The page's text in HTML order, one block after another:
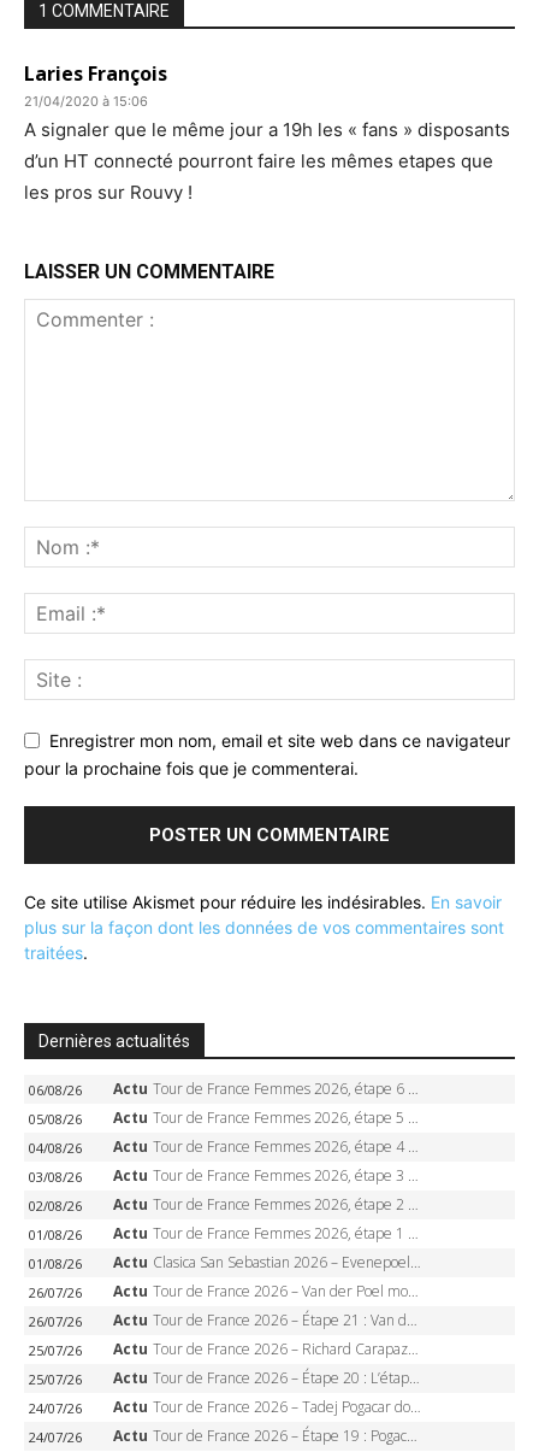
1 COMMENTAIRE
Laries François
21/04/2020 à 15:06
A signaler que le même jour a 19h les « fans » disposants
d’un HT connecté pourront faire les mêmes etapes que
les pros sur Rouvy !
LAISSER UN COMMENTAIRE
Enregistrer mon nom, email et site web dans ce navigateur
pour la prochaine fois que je commenterai.
Ce site utilise Akismet pour réduire les indésirables. En savoir
plus sur la façon dont les données de vos commentaires sont
traitées.
Dernières actualités
06/08/26 Actu Tour de France Femmes 2026, étape 6 – Kim Le Court-Pienaar gagne à Tournon, Reusser en jaune
05/08/26 Actu Tour de France Femmes 2026, étape 5 – Demi Vollering gagne à Belleville, Reusser en jaune, Ferrand-Prévot coule
04/08/26 Actu Tour de France Femmes 2026, étape 4 – Marlen Reusser écrase le chrono, Ferrand-Prévot en crise
03/08/26 Actu Tour de France Femmes 2026, étape 3 – Sigrid Haugset en solitaire, 88 km d’échappée, maillot jaune
02/08/26 Actu Tour de France Femmes 2026, étape 2 – Lorena Wiebes doublé à Genève, Markus héroïque, 7e record
01/08/26 Actu Tour de France Femmes 2026, étape 1 – Lorena Wiebes intouchable à Lausanne, premier maillot jaune
01/08/26 Actu Clasica San Sebastian 2026 – Evenepoel recordman, 4e victoire, Carapaz battu au sprint
26/07/26 Actu Tour de France 2026 – Van der Poel monumental à Paris, Pogacar égale le record des cinq sacres
26/07/26 Actu Tour de France 2026 – Étape 21 : Van der Poel, Pogacar, qui succédera à Wout van Aert sur les Champs-Elysées ?
25/07/26 Actu Tour de France 2026 – Richard Carapaz roi des Alpes, doublé et maillot à pois, Seixas perd le podium
25/07/26 Actu Tour de France 2026 – Étape 20 : L’étape reine, Galibier, Sarenne, Alpe d’Huez, qui succédera à Pogacar ?
24/07/26 Actu Tour de France 2026 – Tadej Pogacar dompte l’Alpe d’Huez, 5e victoire, record de Pantani pulvérisé
24/07/26 Actu Tour de France 2026 – Étape 19 : Pogacar peut-il enfin dompter l’Alpe d’Huez ?